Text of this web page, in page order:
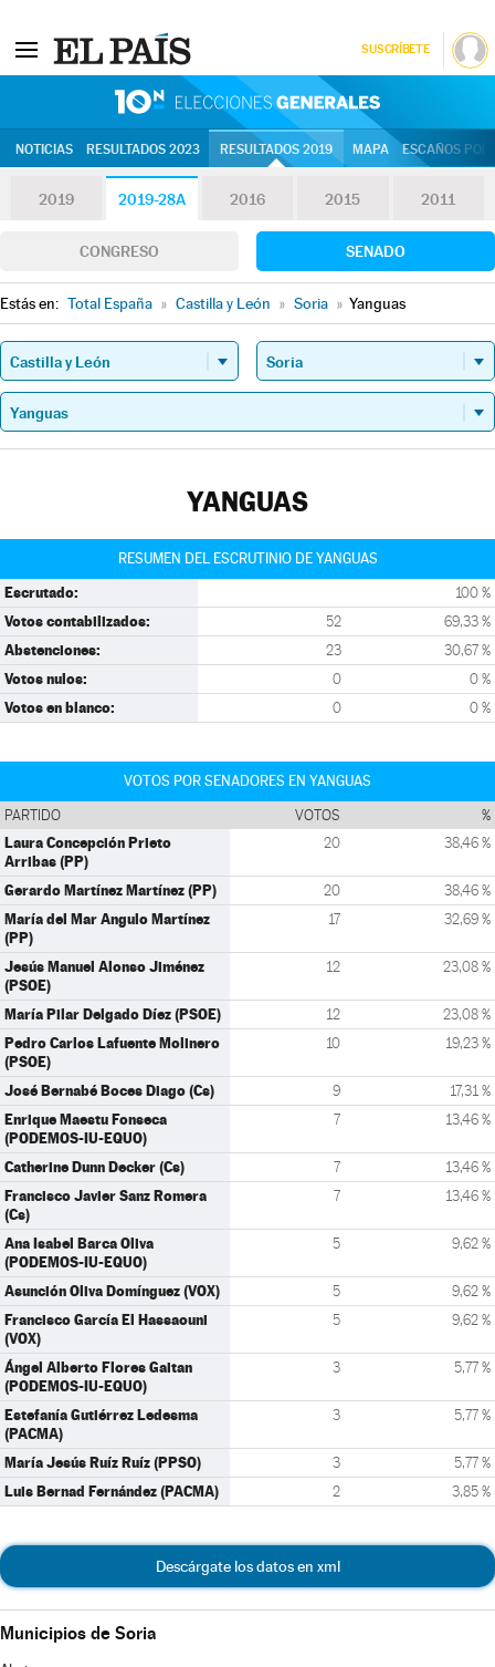
SUSCRÍBETE
NOTICIAS RESULTADOS 2023 RESULTADOS 2019 MAPA ESCAÑOS
2019 2019-28A 2016 2015 2011
CONGRESO SENADO
Estás en: Total España » Castilla y León » Soria » Yanguas
YANGUAS
RESUMEN DEL ESCRUTINIO DE YANGUAS
Escrutado: 100 %
Votos contabilizados: 52 69,33 %
Abstenciones: 23 30,67 %
Votos nulos: 0 0 %
Votos en blanco: 0 0 %
VOTOS POR SENADORES EN YANGUAS
PARTIDO VOTOS %
Laura Concepción Prieto
Arribas (PP)
20 38,46 %
Gerardo Martínez Martínez (PP) 20 38,46 %
María del Mar Angulo Martínez
(PP)
17 32,69 %
Jesús Manuel Alonso Jiménez
(PSOE)
12 23,08 %
María Pilar Delgado Díez (PSOE) 12 23,08 %
Pedro Carlos Lafuente Molinero
(PSOE)
10 19,23 %
José Bernabé Boces Diago (Cs) 9 17,31 %
Enrique Maestu Fonseca
(PODEMOS-IU-EQUO)
7 13,46 %
Catherine Dunn Decker (Cs) 7 13,46 %
Francisco Javier Sanz Romera
(Cs)
7 13,46 %
Ana Isabel Barca Oliva
(PODEMOS-IU-EQUO)
5 9,62 %
Asunción Oliva Domínguez (VOX) 5 9,62 %
Francisco García El Hassaouni
(VOX)
5 9,62 %
Ángel Alberto Flores Gaitan
(PODEMOS-IU-EQUO)
3 5,77 %
Estefanía Gutiérrez Ledesma
(PACMA)
3 5,77 %
María Jesús Ruíz Ruíz (PPSO) 3 5,77 %
Luis Bernad Fernández (PACMA) 2 3,85 %
Descárgate los datos en xml
Municipios de Soria